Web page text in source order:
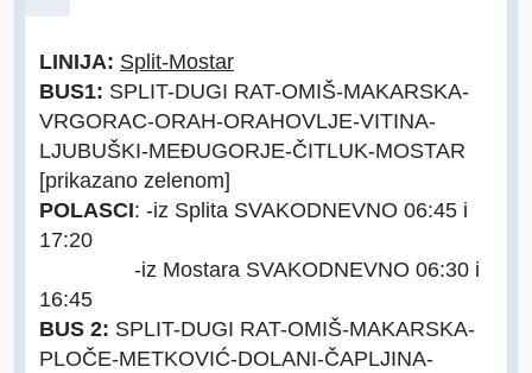
LINIJA: Split-Mostar
BUS1: SPLIT-DUGI RAT-OMIŠ-MAKARSKA-
VRGORAC-ORAH-ORAHOVLJE-VITINA-
LJUBUŠKI-MEĐUGORJE-ČITLUK-MOSTAR
[prikazano zelenom]
POLASCI: -iz Splita SVAKODNEVNO 06:45 i
17:20
-iz Mostara SVAKODNEVNO 06:30 i
16:45
BUS 2: SPLIT-DUGI RAT-OMIŠ-MAKARSKA-
PLOČE-METKOVIĆ-DOLANI-ČAPLJINA-